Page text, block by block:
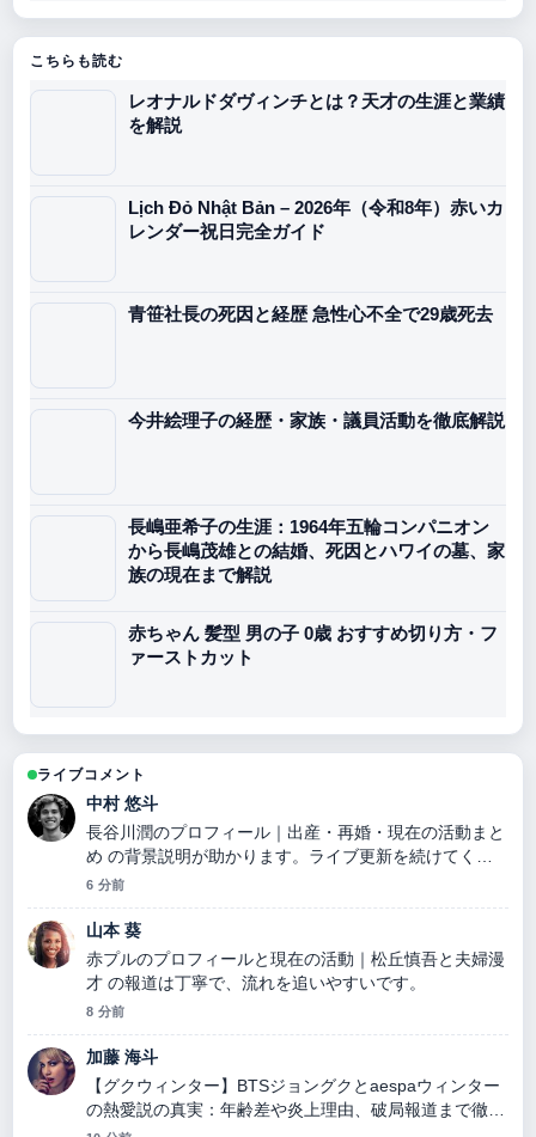
こちらも読む
レオナルドダヴィンチとは？天才の生涯と業績
を解説
Lịch Đỏ Nhật Bản – 2026年（令和8年）赤いカ
レンダー祝日完全ガイド
青笹社長の死因と経歴 急性心不全で29歳死去
今井絵理子の経歴・家族・議員活動を徹底解説
長嶋亜希子の生涯：1964年五輪コンパニオン
から長嶋茂雄との結婚、死因とハワイの墓、家
族の現在まで解説
赤ちゃん 髪型 男の子 0歳 おすすめ切り方・フ
ァーストカット
ライブコメント
中村 悠斗
長谷川潤のプロフィール｜出産・再婚・現在の活動まと
め の背景説明が助かります。ライブ更新を続けてくだ
さい。
6 分前
山本 葵
赤プルのプロフィールと現在の活動｜松丘慎吾と夫婦漫
才 の報道は丁寧で、流れを追いやすいです。
8 分前
加藤 海斗
【グクウィンター】BTSジョングクとaespaウィンター
の熱愛説の真実：年齢差や炎上理由、破局報道まで徹底